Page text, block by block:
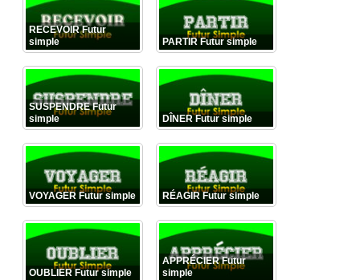
RECEVOIR Futur
simple
PARTIR Futur simple
SUSPENDRE Futur
simple
DÎNER Futur simple
VOYAGER Futur simple RÉAGIR Futur simple
OUBLIER Futur simple
APPRÉCIER Futur
simple